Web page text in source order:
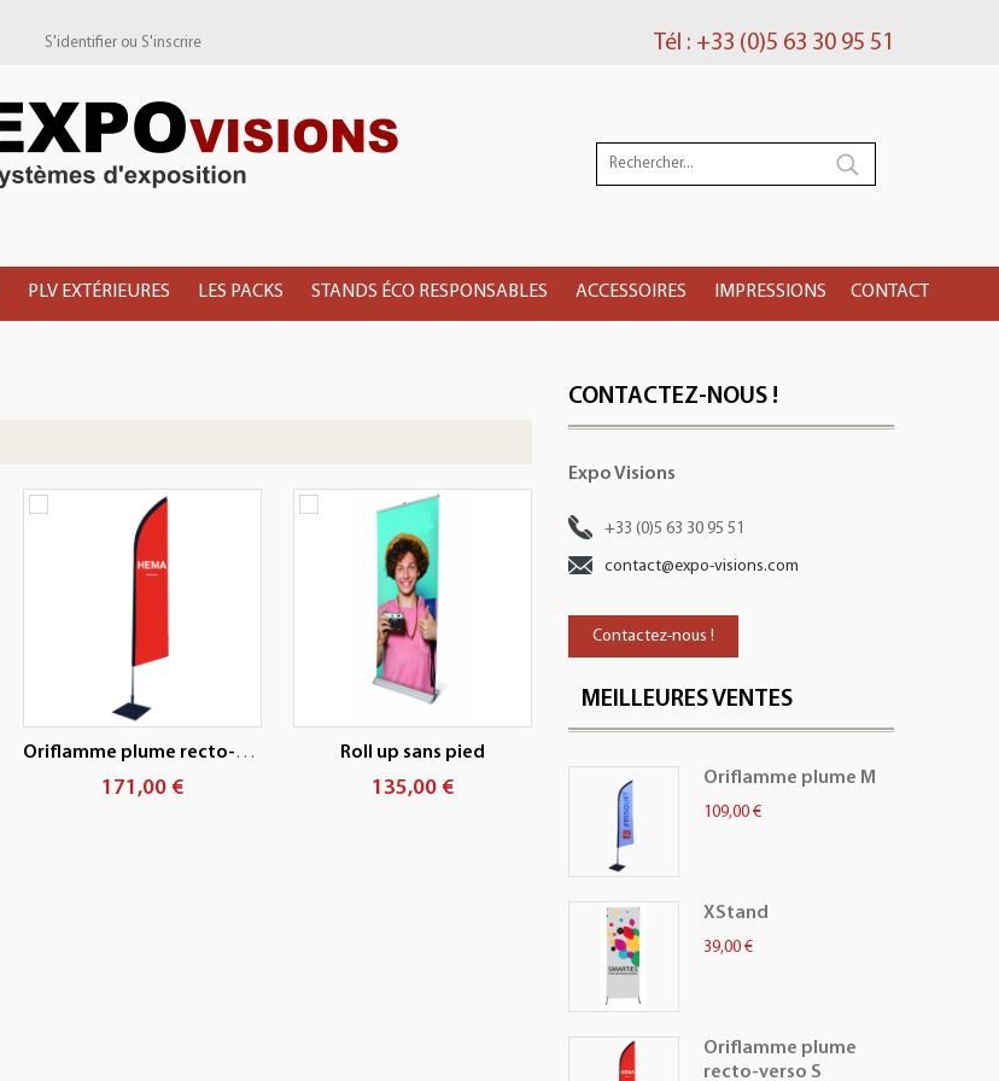
S'identifier ou S'inscrire Tél : +33 (0)5 63 30 95 51
PLV EXTÉRIEURES LES PACKS STANDS ÉCO RESPONSABLES ACCESSOIRES IMPRESSIONS CONTACT
Oriflamme plume recto-verso S
171,00 €
Roll up sans pied
135,00 €
CONTACTEZ-NOUS !
Expo Visions
+33 (0)5 63 30 95 51
contact@expo-visions.com
Contactez-nous !
MEILLEURES VENTES
Oriflamme plume M
109,00 €
XStand
39,00 €
Oriflamme plume
recto-verso S